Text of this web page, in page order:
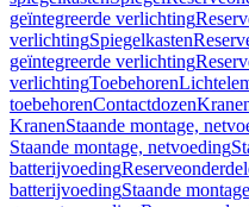
geïntegreerde verlichting
verlichtingSpiegelkasten
geïntegreerde verlichting
verlichtingToebehoren
toebehorenContactdozen
KranenStaande montage,
Staande montage, netvoeding
batterijvoeding
batterijvoedingStaande